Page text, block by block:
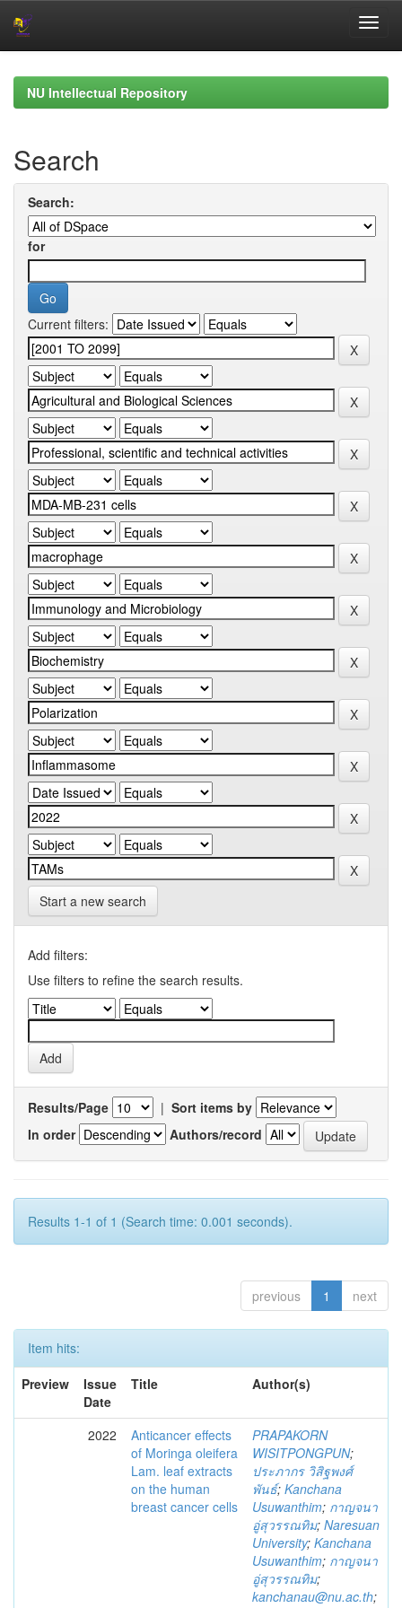
navigationNU Intellectual Repository
Search
Search:
for
Current filters:
Start a new search
Add filters:
Use filters to refine the search results.
Results/Page | Sort items by
In order
Authors/record
Results 1-1 of 1 (Search time: 0.001 seconds).
previous 1 next
Item hits:
Preview
Issue
Date
Title Author(s)
2022
Anticancer effects
of Moringa oleifera
Lam. leaf extracts
on the human
breast cancer cells
PRAPAKORN
WISITPONGPUN;
ประภากร วิสิฐพงศ์
พันธ์; Kanchana
Usuwanthim; กาญจนา
อู่สุวรรณทิม; Naresuan
University; Kanchana
Usuwanthim; กาญจนา
อู่สุวรรณทิม;
kanchanau@nu.ac.th;